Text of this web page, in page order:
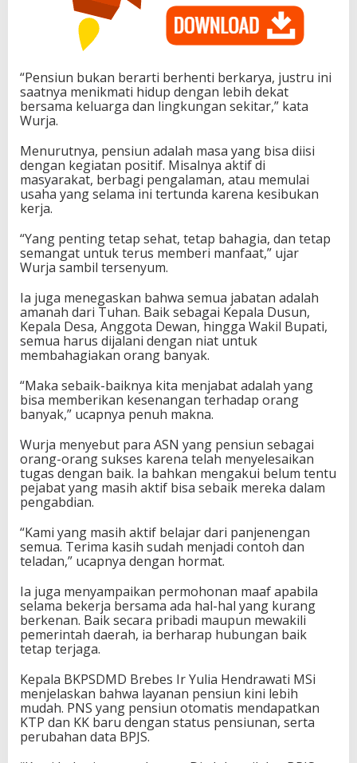
“Pensiun bukan berarti berhenti berkarya, justru ini
saatnya menikmati hidup dengan lebih dekat
bersama keluarga dan lingkungan sekitar,” kata
Wurja.
Menurutnya, pensiun adalah masa yang bisa diisi
dengan kegiatan positif. Misalnya aktif di
masyarakat, berbagi pengalaman, atau memulai
usaha yang selama ini tertunda karena kesibukan
kerja.
“Yang penting tetap sehat, tetap bahagia, dan tetap
semangat untuk terus memberi manfaat,” ujar
Wurja sambil tersenyum.
Ia juga menegaskan bahwa semua jabatan adalah
amanah dari Tuhan. Baik sebagai Kepala Dusun,
Kepala Desa, Anggota Dewan, hingga Wakil Bupati,
semua harus dijalani dengan niat untuk
membahagiakan orang banyak.
“Maka sebaik-baiknya kita menjabat adalah yang
bisa memberikan kesenangan terhadap orang
banyak,” ucapnya penuh makna.
Wurja menyebut para ASN yang pensiun sebagai
orang-orang sukses karena telah menyelesaikan
tugas dengan baik. Ia bahkan mengakui belum tentu
pejabat yang masih aktif bisa sebaik mereka dalam
pengabdian.
“Kami yang masih aktif belajar dari panjenengan
semua. Terima kasih sudah menjadi contoh dan
teladan,” ucapnya dengan hormat.
Ia juga menyampaikan permohonan maaf apabila
selama bekerja bersama ada hal-hal yang kurang
berkenan. Baik secara pribadi maupun mewakili
pemerintah daerah, ia berharap hubungan baik
tetap terjaga.
Kepala BKPSDMD Brebes Ir Yulia Hendrawati MSi
menjelaskan bahwa layanan pensiun kini lebih
mudah. PNS yang pensiun otomatis mendapatkan
KTP dan KK baru dengan status pensiunan, serta
perubahan data BPJS.